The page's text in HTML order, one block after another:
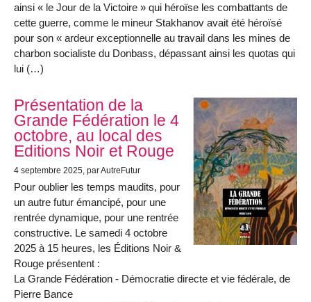
ainsi « le Jour de la Victoire » qui héroïse les combattants de
cette guerre, comme le mineur Stakhanov avait été héroïsé
pour son « ardeur exceptionnelle au travail dans les mines de
charbon socialiste du Donbass, dépassant ainsi les quotas qui
lui (…)
Présentation de la
Grande Fédération le 4
octobre, au local des
Editions Noir et Rouge
4 septembre 2025, par AutreFutur
Pour oublier les temps maudits, pour
un autre futur émancipé, pour une
rentrée dynamique, pour une rentrée
constructive. Le samedi 4 octobre
2025 à 15 heures, les Éditions Noir &
Rouge présentent :
La Grande Fédération - Démocratie directe et vie fédérale, de
Pierre Bance